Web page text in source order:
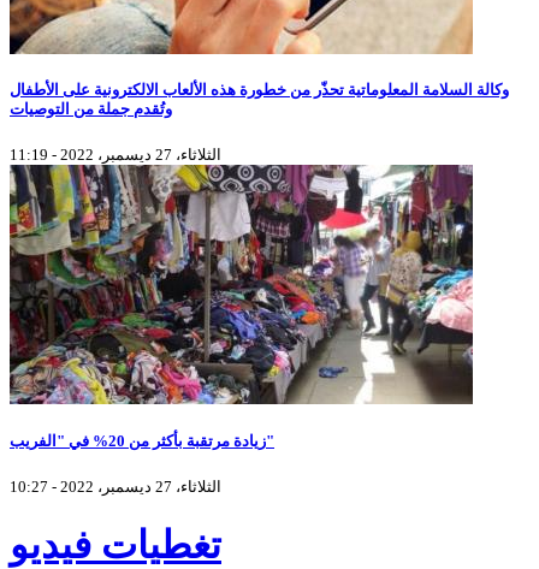
وكالة السلامة المعلوماتية تحذّر من خطورة هذه الألعاب الالكترونية على الأطفال
وتُقدم جملة من التوصيات
الثلاثاء، 27 ديسمبر، 2022 - 11:19
زيادة مرتقبة بأكثر من 20% في "الفريب"
الثلاثاء، 27 ديسمبر، 2022 - 10:27
تغطيات فيديو